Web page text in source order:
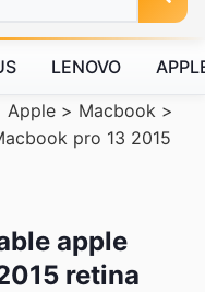
LENOVO
Apple > Macbook >
pro 13 2015
apple
retina